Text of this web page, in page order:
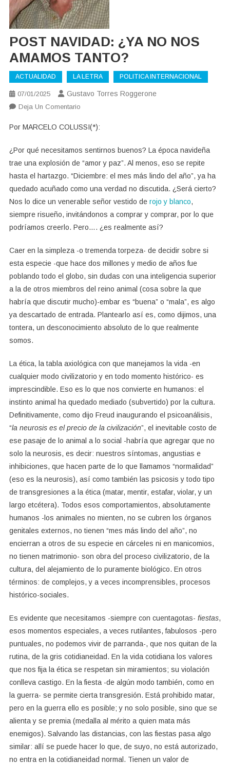
POST NAVIDAD: ¿YA NO NOS
AMAMOS TANTO?
ACTUALIDAD LA LETRA POLITICA INTERNACIONAL
07/01/2025 Gustavo Torres Roggerone
Deja Un ComentarioEn
NAVIDAD:
NO
NOS
AMAMOS
TANTO?
Por MARCELO COLUSSI(*):
¿Por qué necesitamos sentirnos buenos? La época navideña
trae una explosión de “amor y paz”. Al menos, eso se repite
hasta el hartazgo. “Diciembre: el mes más lindo del año”, ya ha
quedado acuñado como una verdad no discutida. ¿Será cierto?
Nos lo dice un venerable señor vestido de rojo y blanco,
siempre risueño, invitándonos a comprar y comprar, por lo que
podríamos creerlo. Pero…. ¿es realmente así?
Caer en la simpleza -o tremenda torpeza- de decidir sobre si
esta especie -que hace dos millones y medio de años fue
poblando todo el globo, sin dudas con una inteligencia superior
a la de otros miembros del reino animal (cosa sobre la que
habría que discutir mucho)-embar es “buena” o “mala”, es algo
ya descartado de entrada. Plantearlo así es, como dijimos, una
tontera, un desconocimiento absoluto de lo que realmente
somos.
La ética, la tabla axiológica con que manejamos la vida -en
cualquier modo civilizatorio y en todo momento histórico- es
imprescindible. Eso es lo que nos convierte en humanos: el
instinto animal ha quedado mediado (subvertido) por la cultura.
Definitivamente, como dijo Freud inaugurando el psicoanálisis,
“la neurosis es el precio de la civilización”, el inevitable costo de
ese pasaje de lo animal a lo social -habría que agregar que no
solo la neurosis, es decir: nuestros síntomas, angustias e
inhibiciones, que hacen parte de lo que llamamos “normalidad”
(eso es la neurosis), así como también las psicosis y todo tipo
de transgresiones a la ética (matar, mentir, estafar, violar, y un
largo etcétera). Todos esos comportamientos, absolutamente
humanos -los animales no mienten, no se cubren los órganos
genitales externos, no tienen “mes más lindo del año”, no
encierran a otros de su especie en cárceles ni en manicomios,
no tienen matrimonio- son obra del proceso civilizatorio, de la
cultura, del alejamiento de lo puramente biológico. En otros
términos: de complejos, y a veces incomprensibles, procesos
histórico-sociales.
Es evidente que necesitamos -siempre con cuentagotas- fiestas,
esos momentos especiales, a veces rutilantes, fabulosos -pero
puntuales, no podemos vivir de parranda-, que nos quitan de la
rutina, de la gris cotidianeidad. En la vida cotidiana los valores
que nos fija la ética se respetan sin miramientos; su violación
conlleva castigo. En la fiesta -de algún modo también, como en
la guerra- se permite cierta transgresión. Está prohibido matar,
pero en la guerra ello es posible; y no solo posible, sino que se
alienta y se premia (medalla al mérito a quien mata más
enemigos). Salvando las distancias, con las fiestas pasa algo
similar: allí se puede hacer lo que, de suyo, no está autorizado,
no entra en la cotidianeidad normal. Tienen un valor de